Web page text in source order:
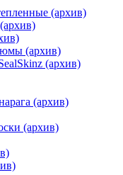
(архив)
(архив)
(архив)
(архив)
(архив)